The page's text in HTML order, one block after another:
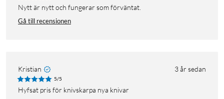
Nytt är nytt och fungerar som förväntat.
Gå till recensionen
Kristian 3 år sedan
5/5
hyfsat pris för knivskarpa nya knivar